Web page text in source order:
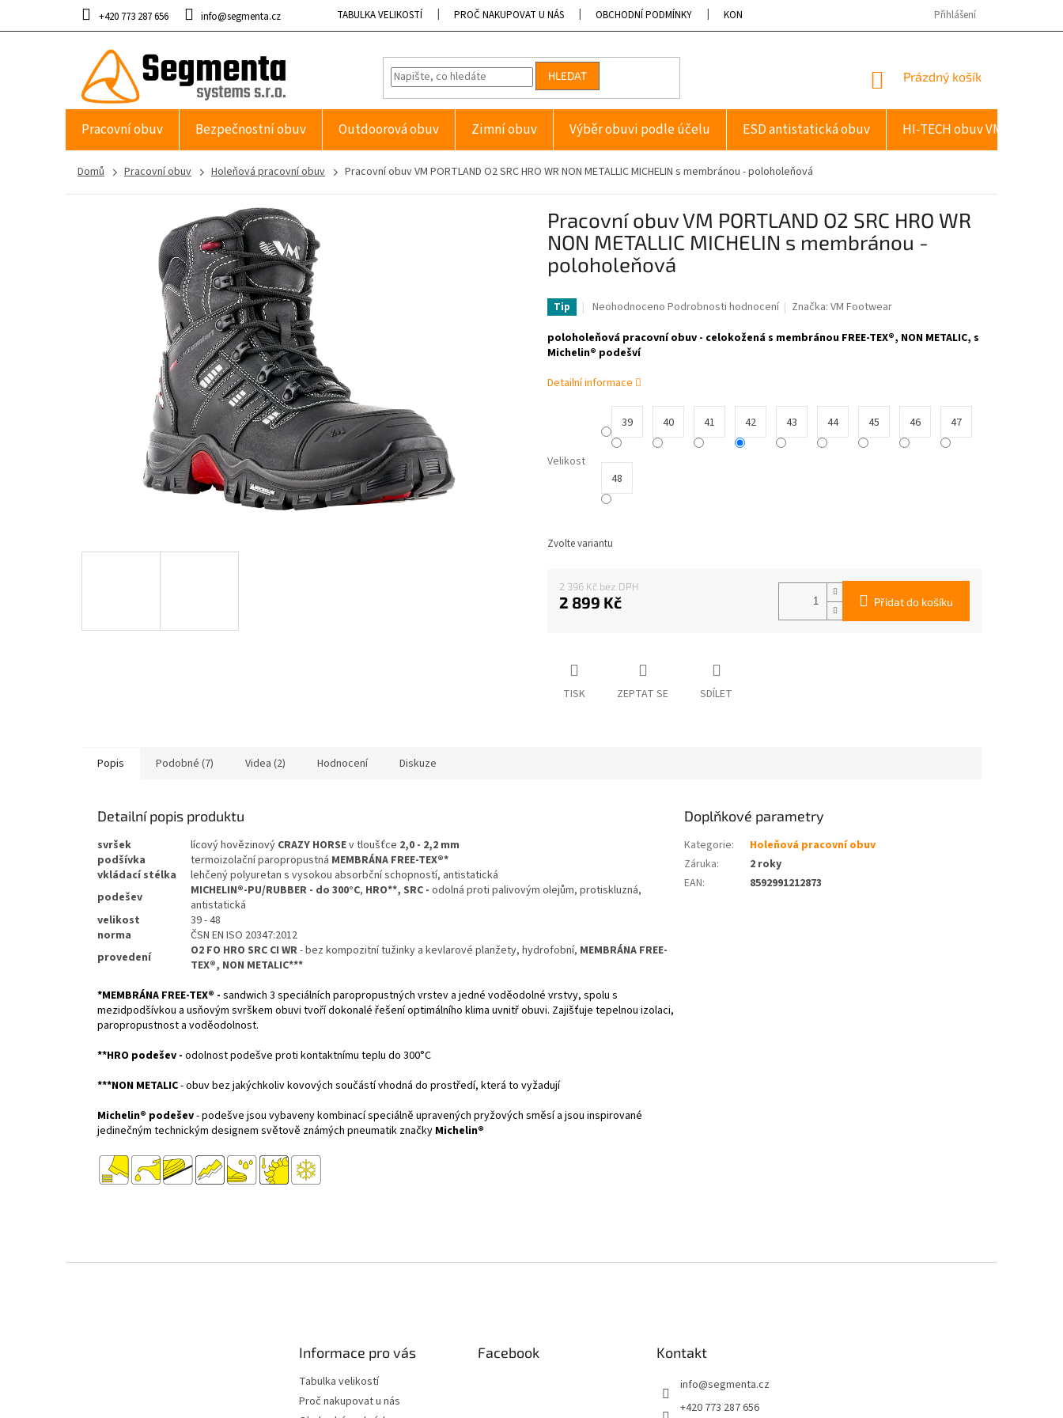
obsah
+420 773 287 656 info@segmenta.cz TABULKA VELIKOSTÍ PROČ NAKUPOVAT U NÁS OBCHODNÍ PODMÍNKY KONTAKTY Přihlášení
HLEDAT
NÁKUPNÍ
Prázdný košík
Pracovní obuv Bezpečnostní obuv Outdoorová obuv Zimní obuv Výběr obuvi podle účelu ESD antistatická obuv HI-TECH obuv VM
Domů Pracovní obuv Holeňová pracovní obuv Pracovní obuv VM PORTLAND O2 SRC HRO WR NON METALLIC MICHELIN s membránou - poloholeňová
Tip
Průměrné
produktu
je
z
hvězdiček.
Neohodnoceno Podrobnosti hodnocení Značka:VM Footwear
Pracovní obuv VM PORTLAND O2 SRC HRO WR
NON METALLIC MICHELIN s membránou -
poloholeňová
Velikost
39 40 41 42 43 44 45 46 47
48
poloholeňová pracovní obuv - celokožená s membránou FREE-TEX®, NON METALIC, s
Michelin® podešví
Detailní informace
TISK ZEPTAT SE SDÍLET
Zvolte variantu
2 396 Kč
2 899 Kč Přidat do košíku
Popis Podobné (7) Videa (2) Hodnocení Diskuze
Detailní popis produktu
svršek lícový hovězinový CRAZY HORSEv tloušťce 2,0 - 2,2 mm
podšívka
termoizolační paropropustná MEMBRÁNA FREE-TEX®*
vkládací stélka
lehčený polyuretan s vysokou absorbční schopností, antistatická
podešev
MICHELIN®-PU/RUBBER - do 300°C, HRO**, SRC - odolná proti palivovým olejům, protiskluzná,
antistatická
velikost
39 - 48
norma
ČSN EN ISO 20347:2012
provedení
O2 FO HRO SRC CI WR- bez kompozitní tužinky a kevlarové planžety, hydrofobní, MEMBRÁNA FREE-
TEX®, NON METALIC***
*MEMBRÁNA FREE-TEX® - sandwich 3 speciálních paropropustných vrstev a jedné voděodolné vrstvy, spolu s
mezidpodšívkou a usňovým svrškem obuvi tvoří dokonalé řešení optimálního klima uvnitř obuvi. Zajišťuje tepelnou izolaci,
paropropustnost a voděodolnost.
**HRO podešev - odolnost podešve proti kontaktnímu teplu do 300°C
***NON METALIC- obuv bez jakýchkoliv kovových součástí vhodná do prostředí, která to vyžadují
Michelin® podešev- podešve jsou vybaveny kombinací speciálně upravených pryžových směsí a jsou inspirované
jedinečným technickým designem světově známých pneumatik značky Michelin®
Doplňkové parametry
Kategorie:
Holeňová pracovní obuv
Záruka:
2 roky
EAN: 8592991212873
Informace pro vás
Tabulka velikostí
Proč nakupovat u nás
Facebook Kontakt
info@segmenta.cz
+420 773 287 656